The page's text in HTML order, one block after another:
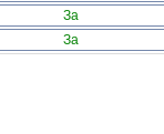
За
За